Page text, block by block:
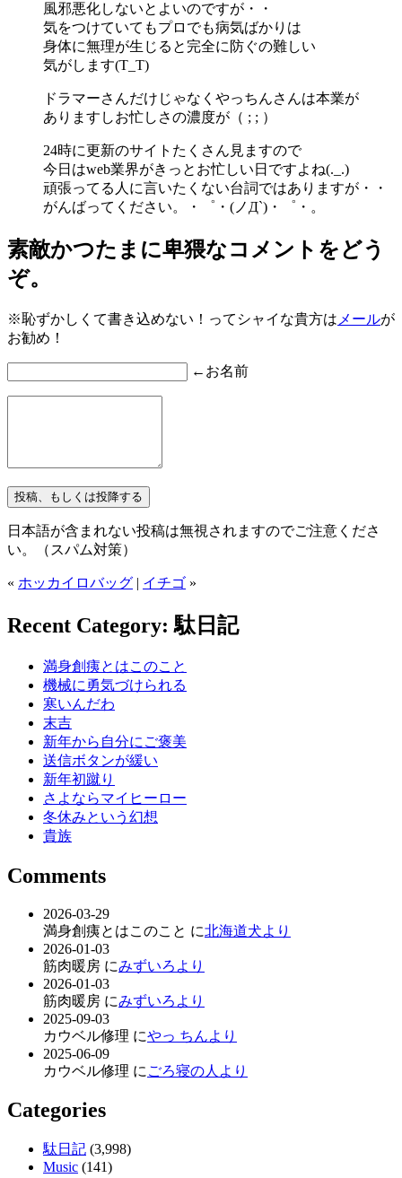
風邪悪化しないとよいのですが・・
気をつけていてもプロでも病気ばかりは
身体に無理が生じると完全に防ぐの難しい
気がします(T_T)
ドラマーさんだけじゃなくやっちんさんは本業が
ありますしお忙しさの濃度が（ ; ; ）
24時に更新のサイトたくさん見ますので
今日はweb業界がきっとお忙しい日ですよね(._.)
頑張ってる人に言いたくない台詞ではありますが・・
がんばってください。・゜・(ノД`)・゜・。
素敵かつたまに卑猥なコメントをどう
ぞ。
※恥ずかしくて書き込めない！ってシャイな貴方は メールが
お勧め！
←お名前
日本語が含まれない投稿は無視されますのでご注意くださ
い。（スパム対策）
« ホッカイロバッグ | イチゴ »
Recent Category: 駄日記
満身創痍とはこのこと
機械に勇気づけられる
寒いんだわ
末吉
新年から自分にご褒美
送信ボタンが緩い
新年初蹴り
さよならマイヒーロー
冬休みという幻想
貴族
Comments
2026-03-29
満身創痍とはこのこと に北海道犬より
2026-01-03
筋肉暖房 にみずいろより
2026-01-03
筋肉暖房 にみずいろより
2025-09-03
カウベル修理 にやっ ちんより
2025-06-09
カウベル修理 に ごろ寝の人より
Categories
駄日記 (3,998)
Music (141)